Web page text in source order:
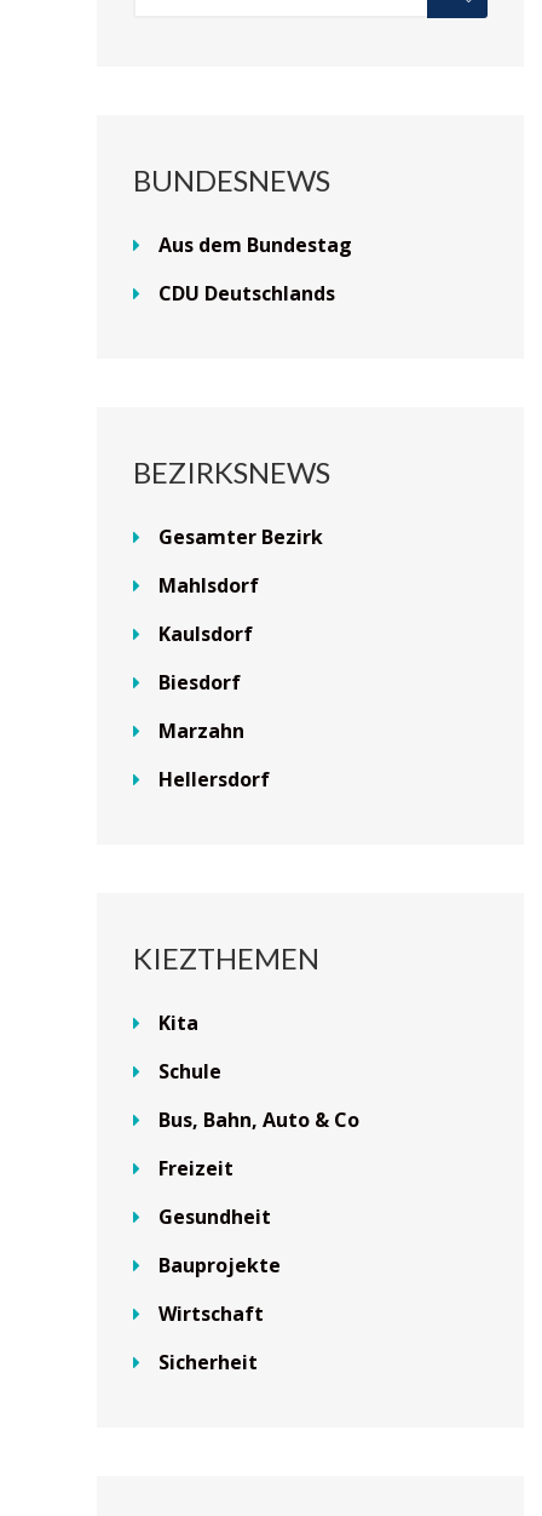
BUNDESNEWS
Aus dem Bundestag
CDU Deutschlands
BEZIRKSNEWS
Gesamter Bezirk
Mahlsdorf
Kaulsdorf
Biesdorf
Marzahn
Hellersdorf
KIEZTHEMEN
Kita
Schule
Bus, Bahn, Auto & Co
Freizeit
Gesundheit
Bauprojekte
Wirtschaft
Sicherheit